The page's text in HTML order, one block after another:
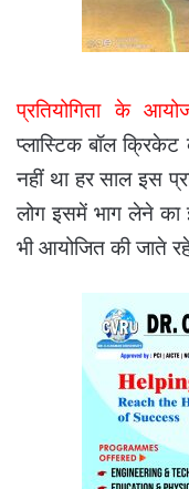
प्रतियोगिता के
प्लास्टिक बॉल क्रिकेट
नहीं था हर साल इस
लोग इसमें भाग लेने का
भी आयोजित की जाते